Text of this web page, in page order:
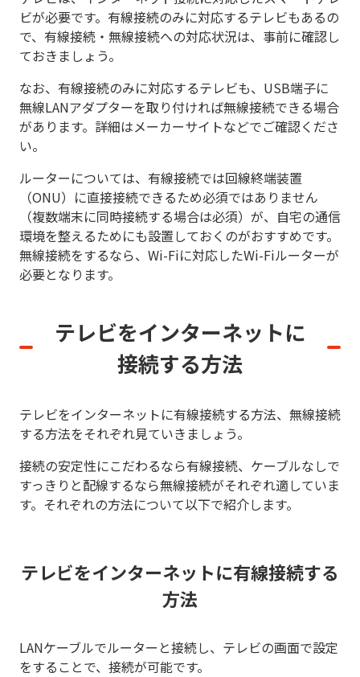
ビが必要です。有線接続のみに対応するテレビもあるの
で、有線接続・無線接続への対応状況は、事前に確認し
ておきましょう。
なお、有線接続のみに対応するテレビも、USB端子に
無線LANアダプターを取り付ければ無線接続できる場合
があります。詳細はメーカーサイトなどでご確認くださ
い。
ルーターについては、有線接続では回線終端装置
（ONU）に直接接続できるため必須ではありません
（複数端末に同時接続する場合は必須）が、自宅の通信
環境を整えるためにも設置しておくのがおすすめです。
無線接続をするなら、Wi-Fiに対応したWi-Fiルーターが
必要となります。
テレビをインターネットに
接続する方法
テレビをインターネットに有線接続する方法、無線接続
する方法をそれぞれ見ていきましょう。
接続の安定性にこだわるなら有線接続、ケーブルなしで
すっきりと配線するなら無線接続がそれぞれ適していま
す。それぞれの方法について以下で紹介します。
テレビをインターネットに有線接続する
方法
LANケーブルでルーターと接続し、テレビの画面で設定
をすることで、接続が可能です。